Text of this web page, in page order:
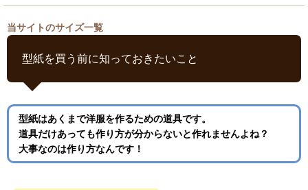
当サイトのサイズ一覧
型紙を買う前に知っておきたいこと
型紙はあくまで洋服を作るための道具です。
道具だけあっても作り方が分からないと作れませんよね？
大事なのは作り方なんです！